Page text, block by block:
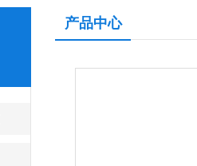
产品中心